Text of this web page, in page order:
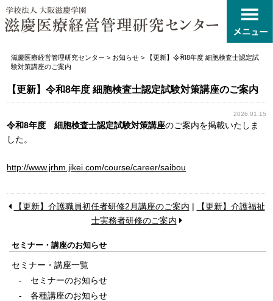
滋慶医療経営管理研究センター > お知らせ>
【更新】令和8年度 細胞検査士認定試
験対策講座のご案内
【更新】令和8年度 細胞検査士認定試験対策講座のご案内
2026.01.15
令和8年度 細胞検査士認定試験対策講座のご案内を掲載いたしま
した。
http://www.jrhm.jikei.com/course/career/saibou
【更新】介護職員初任者研修2月講座のご案内 |
【更新】介護福祉
士実務者研修のご案内
セミナー・講座のお知らせ
セミナー・講座一覧
セミナーのお知らせ
各種講座のお知らせ